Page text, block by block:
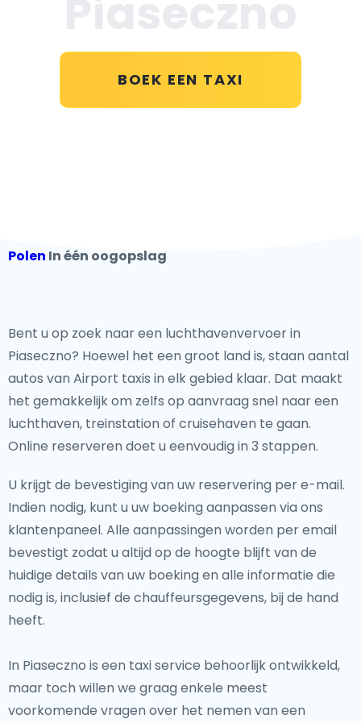
BOEK EEN TAXI
Polen In één oogopslag
Bent u op zoek naar een luchthavenvervoer in
Piaseczno? Hoewel het een groot land is, staan aantal
autos van Airport taxis in elk gebied klaar. Dat maakt
het gemakkelijk om zelfs op aanvraag snel naar een
luchthaven, treinstation of cruisehaven te gaan.
Online reserveren doet u eenvoudig in 3 stappen.
U krijgt de bevestiging van uw reservering per e-mail.
Indien nodig, kunt u uw boeking aanpassen via ons
klantenpaneel. Alle aanpassingen worden per email
bevestigt zodat u altijd op de hoogte blijft van de
huidige details van uw boeking en alle informatie die
nodig is, inclusief de chauffeursgegevens, bij de hand
heeft.
In Piaseczno is een taxi service behoorlijk ontwikkeld,
maar toch willen we graag enkele meest
voorkomende vragen over het nemen van een